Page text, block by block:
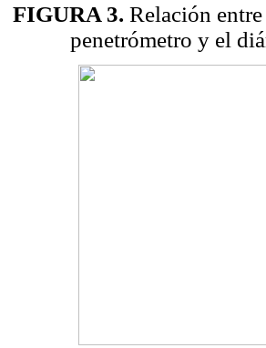
FIGURA 3. Relación
penetrómetro y el